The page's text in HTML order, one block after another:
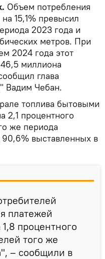
Объем потребления
15,1% превысил
2023 года и
метров. При
2024 года этот
миллиона
глава
Вадим Чебан.
топлива бытовыми
2,1 процентного
же периода
90,6% выставленных в
платежей
процентного
того же
– сообщили в